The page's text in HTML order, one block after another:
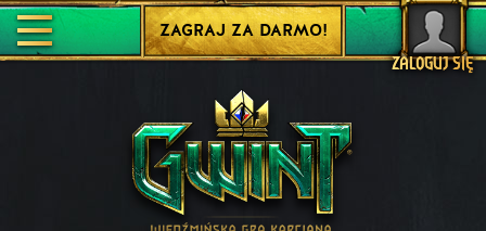
ZALOGUJ SIĘ
ZAGRAJ ZA DARMO!